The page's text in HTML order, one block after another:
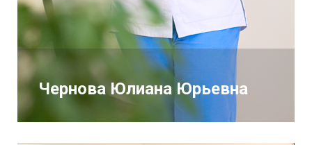
Чернова Юлиана Юрьевна